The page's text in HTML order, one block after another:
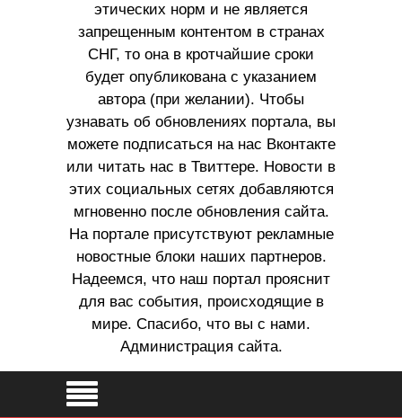
этических норм и не является
запрещенным контентом в странах
СНГ, то она в кротчайшие сроки
будет опубликована с указанием
автора (при желании). Чтобы
узнавать об обновлениях портала, вы
можете подписаться на нас Вконтакте
или читать нас в Твиттере. Новости в
этих социальных сетях добавляются
мгновенно после обновления сайта.
На портале присутствуют рекламные
новостные блоки наших партнеров.
Надеемся, что наш портал прояснит
для вас события, происходящие в
мире. Спасибо, что вы с нами.
Администрация сайта.